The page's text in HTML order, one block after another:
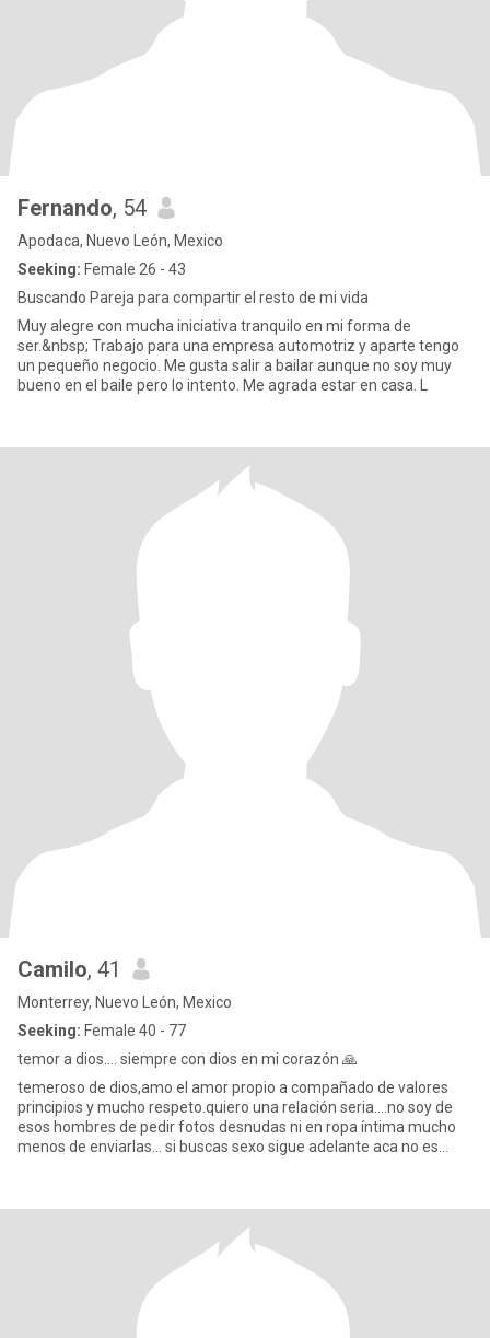
Fernando, 54
Apodaca, Nuevo León, Mexico
Seeking: Female 26 - 43
Buscando Pareja para compartir el resto de mi vida
Muy alegre con mucha iniciativa tranquilo en mi forma de
ser.&nbsp; Trabajo para una empresa automotriz y aparte tengo
un pequeño negocio. Me gusta salir a bailar aunque no soy muy
bueno en el baile pero lo intento. Me agrada estar en casa. L
Camilo, 41
Monterrey, Nuevo León, Mexico
Seeking: Female 40 - 77
temor a dios.... siempre con dios en mi corazón 🙏
temeroso de dios,amo el amor propio a compañado de valores
principios y mucho respeto.quiero una relación seria....no soy de
esos hombres de pedir fotos desnudas ni en ropa íntima mucho
menos de enviarlas... si buscas sexo sigue adelante aca no es...